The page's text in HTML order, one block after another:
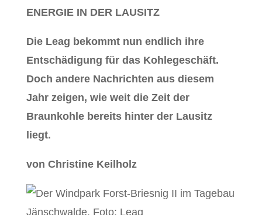
ENERGIE IN DER LAUSITZ
Die Leag bekommt nun endlich ihre
Entschädigung für das Kohlegeschäft.
Doch andere Nachrichten aus diesem
Jahr zeigen, wie weit die Zeit der
Braunkohle bereits hinter der Lausitz
liegt.
von Christine Keilholz